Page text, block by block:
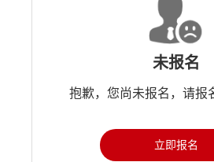
未报名
抱歉，您尚未报名，请报
立即报名